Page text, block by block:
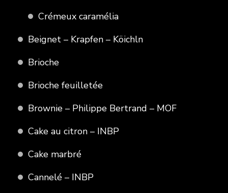
Crémeux caramélia
Beignet – Krapfen – Köichln
Brioche
Brioche feuilletée
Brownie – Philippe Bertrand – MOF
Cake au citron – INBP
Cake marbré
Cannelé – INBP